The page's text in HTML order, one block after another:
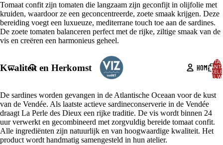
HOME
AFBEELDING
OPENEN
IN
VOLLEDIG
SCHERM
Tomaat confit zijn tomaten die langzaam zijn geconfijt in olijfolie met
kruiden, waardoor ze een geconcentreerde, zoete smaak krijgen. Deze
bereiding voegt een luxueuze, mediterrane touch toe aan de sardines.
De zoete tomaten balanceren perfect met de rijke, ziltige smaak van de
vis en creëren een harmonieus geheel.
Kwaliteit en Herkomst
De sardines worden gevangen in de Atlantische Oceaan voor de kust
van de Vendée. Als laatste actieve sardineconserverie in de Vendée
draagt La Perle des Dieux een rijke traditie. De vis wordt binnen 24
uur verwerkt en gecombineerd met zorgvuldig bereide tomaat confit.
Alle ingrediënten zijn natuurlijk en van hoogwaardige kwaliteit. Het
product wordt handmatig samengesteld in hun atelier.